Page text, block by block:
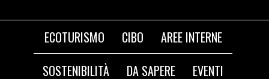
ECOTURISMO CIBO
AREE INTERNE
SOSTENIBILITÀ
DA SAPERE
EVENTI